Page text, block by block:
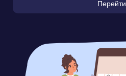
Перейти